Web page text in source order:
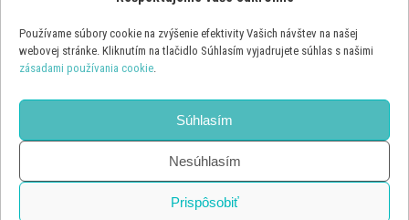
Používame súbory cookie na zvýšenie efektivity Vašich návštev na našej
webovej stránke. Kliknutím na tlačidlo Súhlasím vyjadrujete súhlas s našimi
zásadami používania cookie.
Súhlasím
Nesúhlasím
Prispôsobiť
OSTATNÉ ŠPORTY
PILOT FORMULE 1 RAIKKONEN SI TROSKU VIAC UHOL